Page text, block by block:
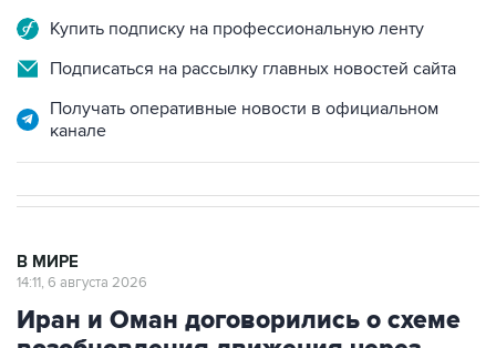
Подписаться на рассылку главных новостей сайта
Получать оперативные новости в официальном
Иран и Оман договорились о схеме
возобновления движения через
Ормузский пролив на 60 дней